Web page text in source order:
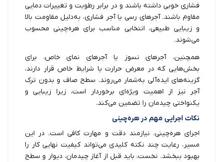
فشاری خوبی داشته باشند و در برابر رطوبت و تغییرات دمایی
مقاوم باشند. آجرهای رسی یا آجر فشاری، به‌دلیل مقاومت بالا
و زیبایی طبیعی، انتخابی مناسب برای هره‌چینی محسوب
می‌شوند.
همچنین، آجرهای نسوز یا آجرهای نمای خاص، برای
بخش‌هایی که در معرض حرارت یا شرایط خاص قرار دارند،
گزینه‌های ایده‌آلی به‌شمار می‌روند. سطح صاف و بدون ترک
آجر نیز از اهمیت ویژه‌ای برخوردار است، زیرا زیبایی و
یکنواختی چیدمان را تضمین می‌کند.
نکات اجرایی مهم در هره‌چینی
اجرای هره‌چینی، نیازمند دقت و مهارت کافی است. در این
مسیر، رعایت چند نکته کلیدی می‌تواند کیفیت نهایی کار را
بهبود ببخشد. نخست، باید قبل از آغاز چیدمان، دیوار و سطح